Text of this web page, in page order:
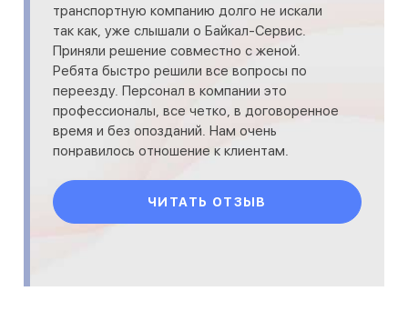
транспортную компанию долго не искали
так как, уже слышали о Байкал-Cервис.
Приняли решение совместно с женой.
Ребята быстро решили все вопросы по
переезду. Персонал в компании это
профессионалы, все четко, в договоренное
время и без опозданий. Нам очень
понравилось отношение к клиентам.
ЧИТАТЬ ОТЗЫВ